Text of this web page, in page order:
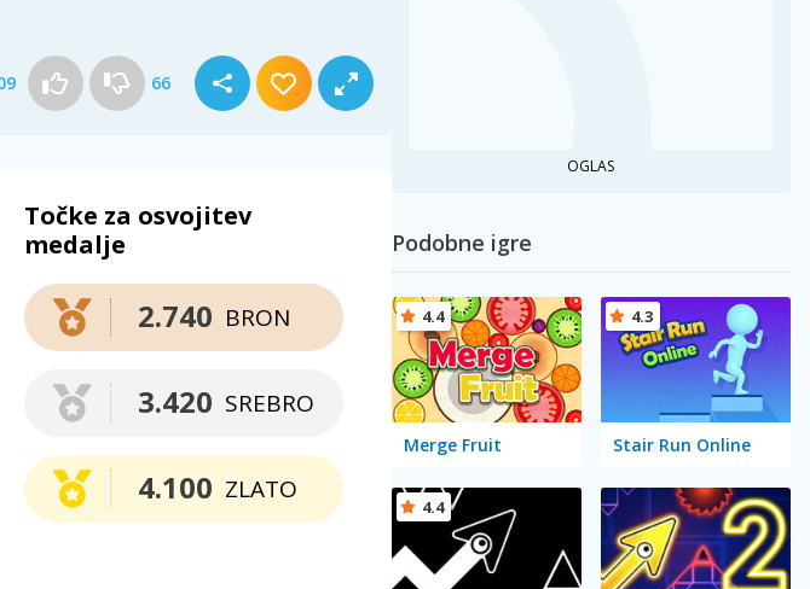
66
Točke za osvojitev
medalje
BRON
2.740
SREBRO
3.420
ZLATO
4.100
OGLAS
Podobne igre
Merge Fruit
4.4
Stair Run Online
4.3
4.4